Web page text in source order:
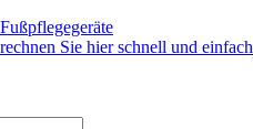
Sie hier schnell und einfach